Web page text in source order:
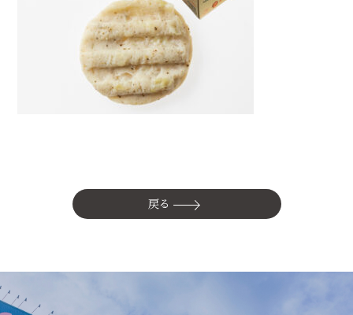
品質管理
直営店
かね貞の歴史
リニューアル中
戻る